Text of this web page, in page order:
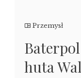
Przemysł
huta